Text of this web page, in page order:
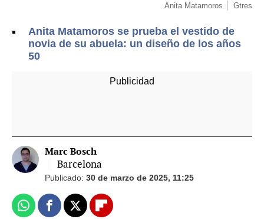
Anita Matamoros Gtres
Anita Matamoros se prueba el vestido de
novia de su abuela: un diseño de los años
50
Marc Bosch
Barcelona
Publicado: 30 de marzo de 2025, 11:25
WhatsappFacebook
X Flipboard